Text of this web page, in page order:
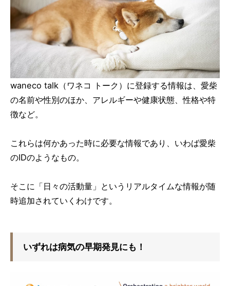
waneco talk（ワネコ トーク）に登録する情報は、愛柴
の名前や性別のほか、アレルギーや健康状態、性格や特
徴など。
これらは何かあった時に必要な情報であり、いわば愛柴
のIDのようなもの。
そこに「日々の活動量」というリアルタイムな情報が随
時追加されていくわけです。
いずれは病気の早期発見にも！